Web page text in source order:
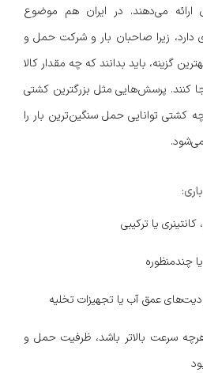
ارائه می‌دهند. در ایران هم موضوع
زیرا صاحبان بار و شرکت حمل و
گزینه، باید بدانند که چه مقدار کالا
کنند. پرسش‌هایی مثل بزرگترین کشتی
کشتی‌ توانایی حمل سنگین‌ترین بار را
کانتینری یا ترکیبی
چندمنظوره
عمق آب یا تجهیزات تخلیه
سرعت بالاتر باشد، ظرفیت حمل و